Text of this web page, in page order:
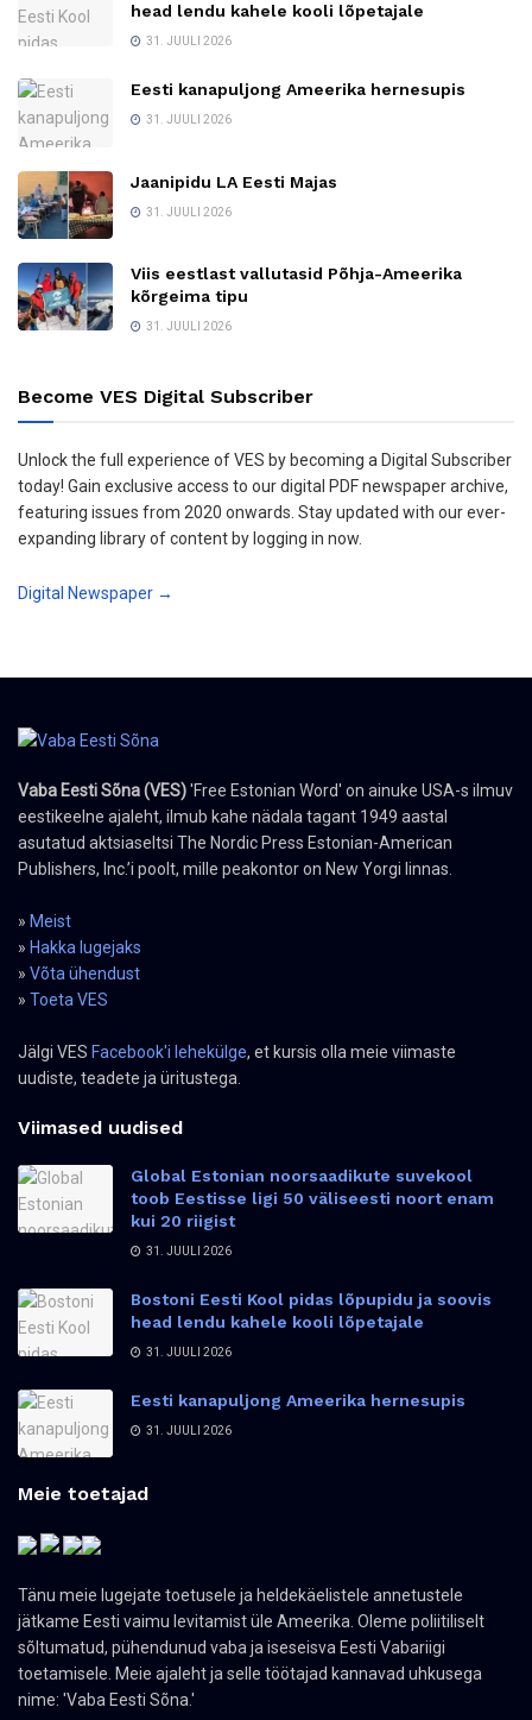
head lendu kahele kooli lõpetajale
31. JUULI 2026
Eesti kanapuljong Ameerika hernesupis
31. JUULI 2026
Jaanipidu LA Eesti Majas
31. JUULI 2026
Viis eestlast vallutasid Põhja-Ameerika
kõrgeima tipu
31. JUULI 2026
Become VES Digital Subscriber
Unlock the full experience of VES by becoming a Digital Subscriber
today! Gain exclusive access to our digital PDF newspaper archive,
featuring issues from 2020 onwards. Stay updated with our ever-
expanding library of content by logging in now.
Digital Newspaper →
Vaba Eesti Sõna (VES)'Free Estonian Word' on ainuke USA-s ilmuv
eestikeelne ajaleht, ilmub kahe nädala tagant 1949 aastal
asutatud aktsiaseltsi The Nordic Press Estonian-American
Publishers, Inc.’i poolt, mille peakontor on New Yorgi linnas.
» Meist
» Hakka lugejaks
» Võta ühendust
» Toeta VES
Jälgi VES Facebook'i lehekülge, et kursis olla meie viimaste
uudiste, teadete ja üritustega.
Viimased uudised
Global Estonian noorsaadikute suvekool
toob Eestisse ligi 50 väliseesti noort enam
kui 20 riigist
31. JUULI 2026
Bostoni Eesti Kool pidas lõpupidu ja soovis
head lendu kahele kooli lõpetajale
31. JUULI 2026
Eesti kanapuljong Ameerika hernesupis
31. JUULI 2026
Meie toetajad
Tänu meie lugejate toetusele ja heldekäelistele annetustele
jätkame Eesti vaimu levitamist üle Ameerika. Oleme poliitiliselt
sõltumatud, pühendunud vaba ja iseseisva Eesti Vabariigi
toetamisele. Meie ajaleht ja selle töötajad kannavad uhkusega
nime: 'Vaba Eesti Sõna.'